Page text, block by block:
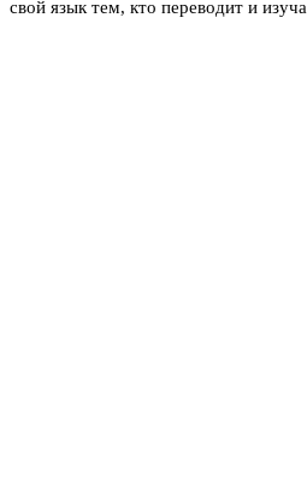
свой язык тем, кто переводит и